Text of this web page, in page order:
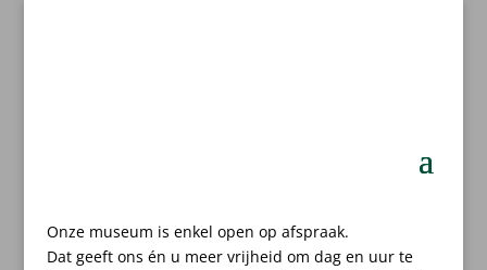
Onze museum is enkel open op afspraak.
Dat geeft ons én u meer vrijheid om dag en uur te